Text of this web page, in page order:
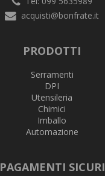
acquisti@bonfrate.it
PRODOTTI
Serramenti
DPI
Utensileria
Chimici
Imballo
Automazione
PAGAMENTI SICURI